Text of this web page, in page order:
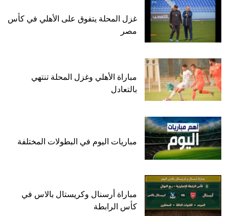
غزل المحلة يتفوق على الأهلي في كأس
مصر
مباراة الأهلي وغزل المحلة تنتهي
بالتعادل
مباريات اليوم في البطولات المختلفة
مباراة أرسنال وكريستال بالاس في
كأس الرابطة